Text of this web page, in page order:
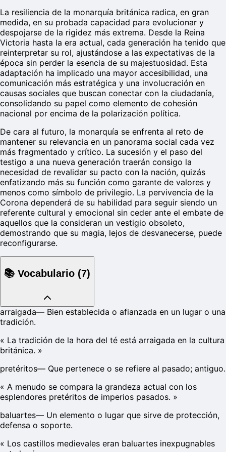
La resiliencia de la monarquía británica radica, en gran
medida, en su probada capacidad para evolucionar y
despojarse de la rigidez más extrema. Desde la Reina
Victoria hasta la era actual, cada generación ha tenido que
reinterpretar su rol, ajustándose a las expectativas de la
época sin perder la esencia de su majestuosidad. Esta
adaptación ha implicado una mayor accesibilidad, una
comunicación más estratégica y una involucración en
causas sociales que buscan conectar con la ciudadanía,
consolidando su papel como elemento de cohesión
nacional por encima de la polarización política.
De cara al futuro, la monarquía se enfrenta al reto de
mantener su relevancia en un panorama social cada vez
más fragmentado y crítico. La sucesión y el paso del
testigo a una nueva generación traerán consigo la
necesidad de revalidar su pacto con la nación, quizás
enfatizando más su función como garante de valores y
menos como símbolo de privilegio. La pervivencia de la
Corona dependerá de su habilidad para seguir siendo un
referente cultural y emocional sin ceder ante el embate de
aquellos que la consideran un vestigio obsoleto,
demostrando que su magia, lejos de desvanecerse, puede
reconfigurarse.
📚 Vocabulario (7)
arraigada— Bien establecida o afianzada en un lugar o una
tradición.
« La tradición de la hora del té está arraigada en la cultura
británica. »
pretéritos— Que pertenece o se refiere al pasado; antiguo.
« A menudo se compara la grandeza actual con los
esplendores pretéritos de imperios pasados. »
baluartes— Un elemento o lugar que sirve de protección,
defensa o soporte.
« Los castillos medievales eran baluartes inexpugnables